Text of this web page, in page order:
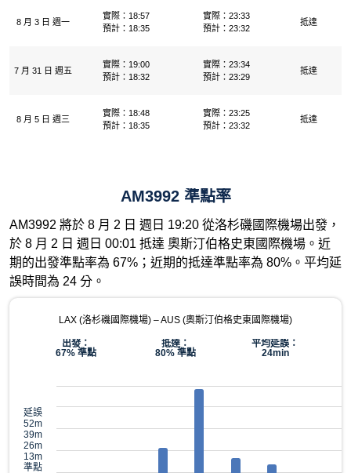
8 月 3 日 週一
實際：18:57
預計：18:35
實際：23:33
預計：23:32
抵達
7 月 31 日 週五
實際：19:00
預計：18:32
實際：23:34
預計：23:29
抵達
8 月 5 日 週三
實際：18:48
預計：18:35
實際：23:25
預計：23:32
抵達
AM3992 準點率
AM3992 將於 8 月 2 日 週日 19:20 從洛杉磯國際機場出發，
於 8 月 2 日 週日 00:01 抵達 奧斯汀伯格史東國際機場。近
期的出發準點率為 67%；近期的抵達準點率為 80%。平均延
誤時間為 24 分。
LAX (洛杉磯國際機場) – AUS (奧斯汀伯格史東國際機場)
出發：
67% 準點
抵達：
80% 準點
平均延誤：
24min
延誤
52m
39m
26m
13m
準點